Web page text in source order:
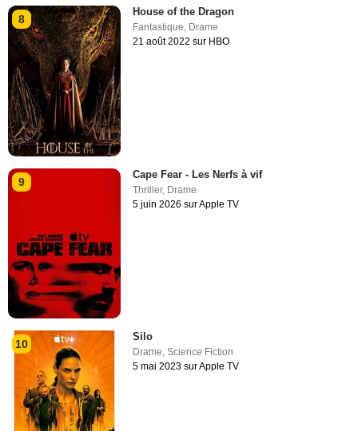
8
House of the Dragon
Fantastique, Drame
21 août 2022 sur HBO
9
Cape Fear - Les Nerfs à vif
Thriller, Drame
5 juin 2026 sur Apple TV
10
Silo
Drame,Science Fiction
5 mai 2023 sur Apple TV